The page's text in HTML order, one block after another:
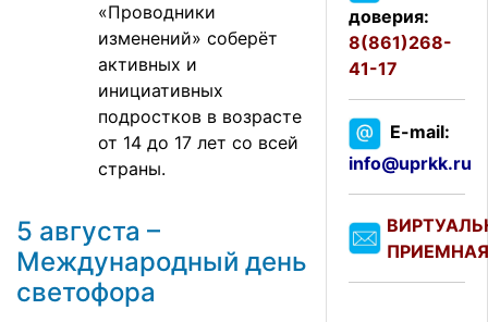
«Проводники
изменений» соберёт
активных и
инициативных
подростков в возрасте
от 14 до 17 лет со всей
страны.
5 августа –
Международный день
светофора
доверия:
8(861)268-
41-17
E-mail:
info@uprkk.ru
ПРИЕМНАЯ